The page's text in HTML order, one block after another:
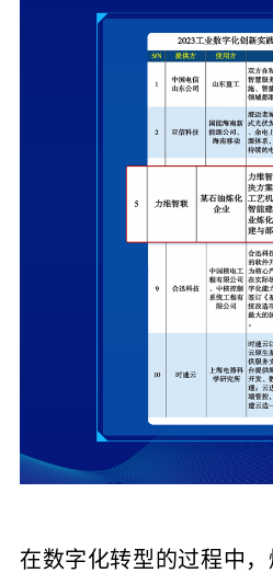
在数字化转型的过程中